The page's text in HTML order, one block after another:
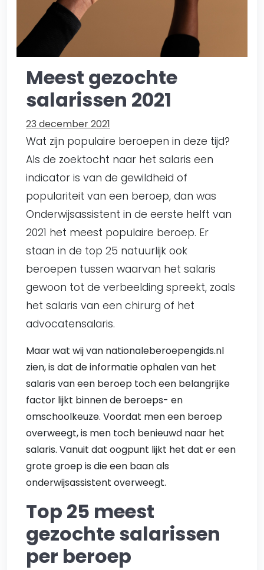
Meest gezochte
salarissen 2021
23 december 2021
Wat zijn populaire beroepen in deze tijd?
Als de zoektocht naar het salaris een
indicator is van de gewildheid of
populariteit van een beroep, dan was
Onderwijsassistent in de eerste helft van
2021 het meest populaire beroep. Er
staan in de top 25 natuurlijk ook
beroepen tussen waarvan het salaris
gewoon tot de verbeelding spreekt, zoals
het salaris van een chirurg of het
advocatensalaris.
Maar wat wij van nationaleberoepengids.nl
zien, is dat de informatie ophalen van het
salaris van een beroep toch een belangrijke
factor lijkt binnen de beroeps- en
omschoolkeuze. Voordat men een beroep
overweegt, is men toch benieuwd naar het
salaris. Vanuit dat oogpunt lijkt het dat er een
grote groep is die een baan als
onderwijsassistent overweegt.
Top 25 meest
gezochte salarissen
per beroep